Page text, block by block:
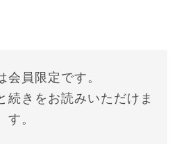
会員限定です。
続きをお読みいただけま
す。